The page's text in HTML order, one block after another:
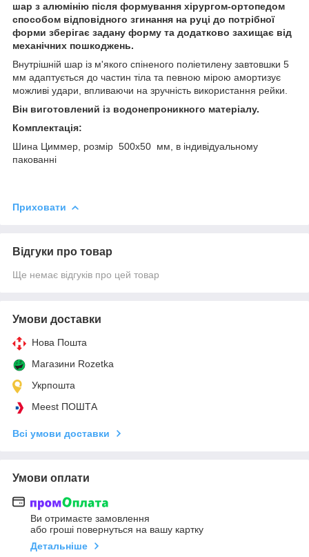
шар з алюмінію після формування хірургом-ортопедом
способом відповідного згинання на руці до потрібної
форми зберігає задану форму та додатково захищає від
механічних пошкоджень.
Внутрішній шар із м'якого спіненого поліетилену завтовшки 5
мм адаптується до частин тіла та певною мірою амортизує
можливі удари, впливаючи на зручність використання рейки.
Він виготовлений із водонепроникного матеріалу.
Комплектація:
Шина Циммер, розмір 500х50 мм, в індивідуальному
пакованні
Приховати
Відгуки про товар
Ще немає відгуків про цей товар
Умови доставки
Нова Пошта
Магазини Rozetka
Укрпошта
Meest ПОШТА
Всі умови доставки
Умови оплати
Ви отримаєте замовлення
або гроші повернуться на вашу картку
Детальніше